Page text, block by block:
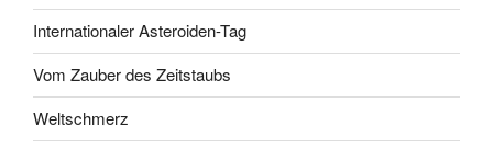
Internationaler Asteroiden-Tag
Vom Zauber des Zeitstaubs
Weltschmerz